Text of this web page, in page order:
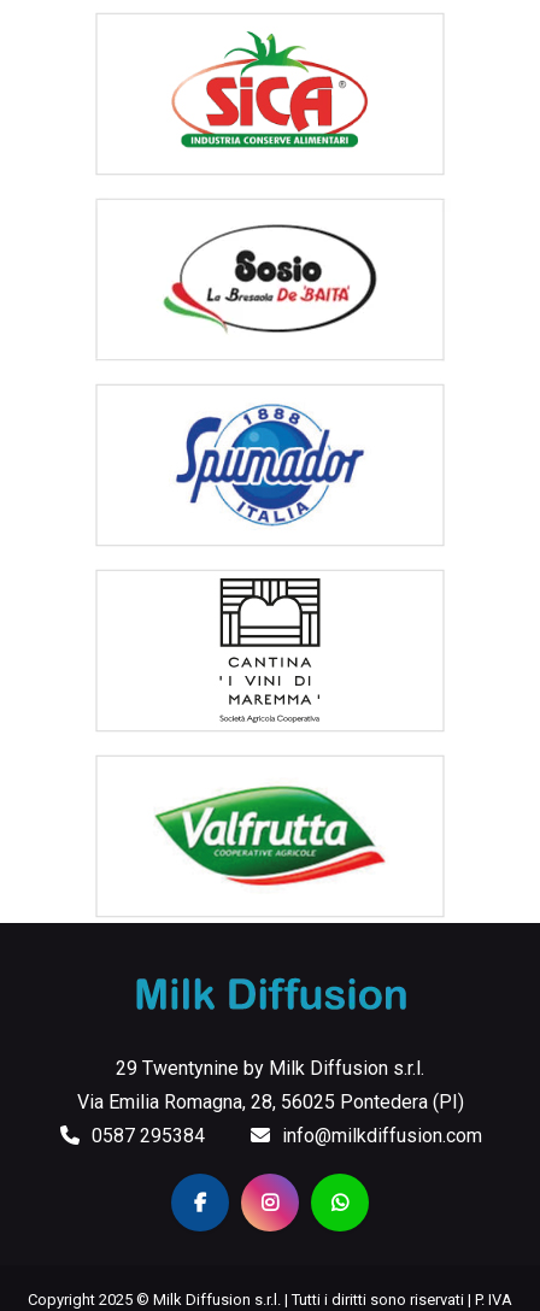
29 Twentynine by Milk Diffusion s.r.l.
Via Emilia Romagna, 28, 56025 Pontedera (PI)
0587 295384
info@milkdiffusion.com
Copyright 2025 © Milk Diffusion s.r.l. | Tutti i diritti sono riservati | P. IVA